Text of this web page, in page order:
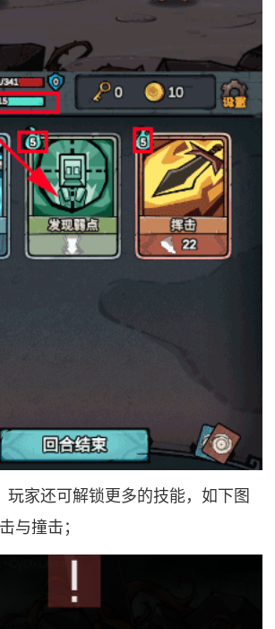
玩家还可解锁更多的技能，如下图
与撞击；